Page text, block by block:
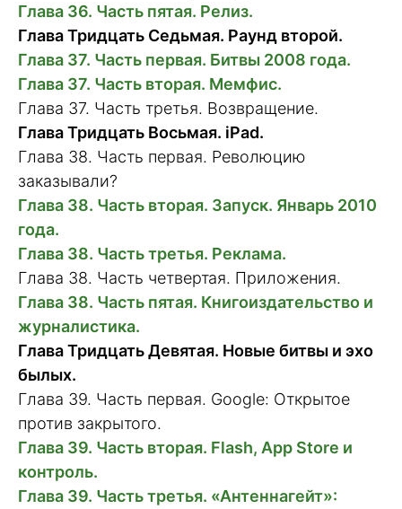
Глава 36. Часть пятая. Релиз.
Глава Тридцать Седьмая. Раунд второй.
Глава 37. Часть первая. Битвы 2008 года.
Глава 37. Часть вторая. Мемфис.
Глава 37. Часть третья. Возвращение.
Глава Тридцать Восьмая. iPad.
Глава 38. Часть первая. Революцию
заказывали?
Глава 38. Часть вторая. Запуск. Январь 2010
года.
Глава 38. Часть третья. Реклама.
Глава 38. Часть четвертая. Приложения.
Глава 38. Часть пятая. Книгоиздательство и
журналистика.
Глава Тридцать Девятая. Новые битвы и эхо
былых.
Глава 39. Часть первая. Google: Открытое
против закрытого.
Глава 39. Часть вторая. Flash, App Store и
контроль.
Глава 39. Часть третья. «Антеннагейт»: